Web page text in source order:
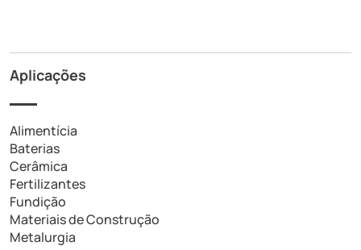
Aplicações
Alimentícia
Baterias
Cerâmica
Fertilizantes
Fundição
Materiais de Construção
Metalurgia